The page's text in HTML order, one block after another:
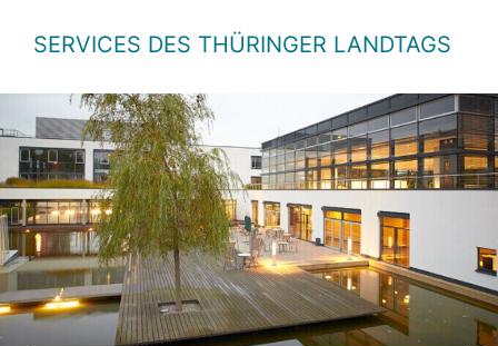
SERVICES DES THÜRINGER LANDTAGS